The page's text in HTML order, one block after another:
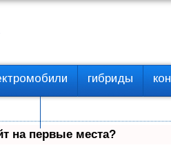
гибриды
на первые места?